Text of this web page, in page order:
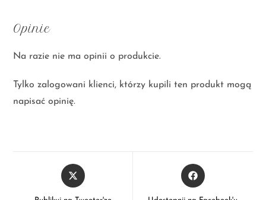
Opinie
Na razie nie ma opinii o produkcie.
Tylko zalogowani klienci, którzy kupili ten produkt mogą
napisać opinię.